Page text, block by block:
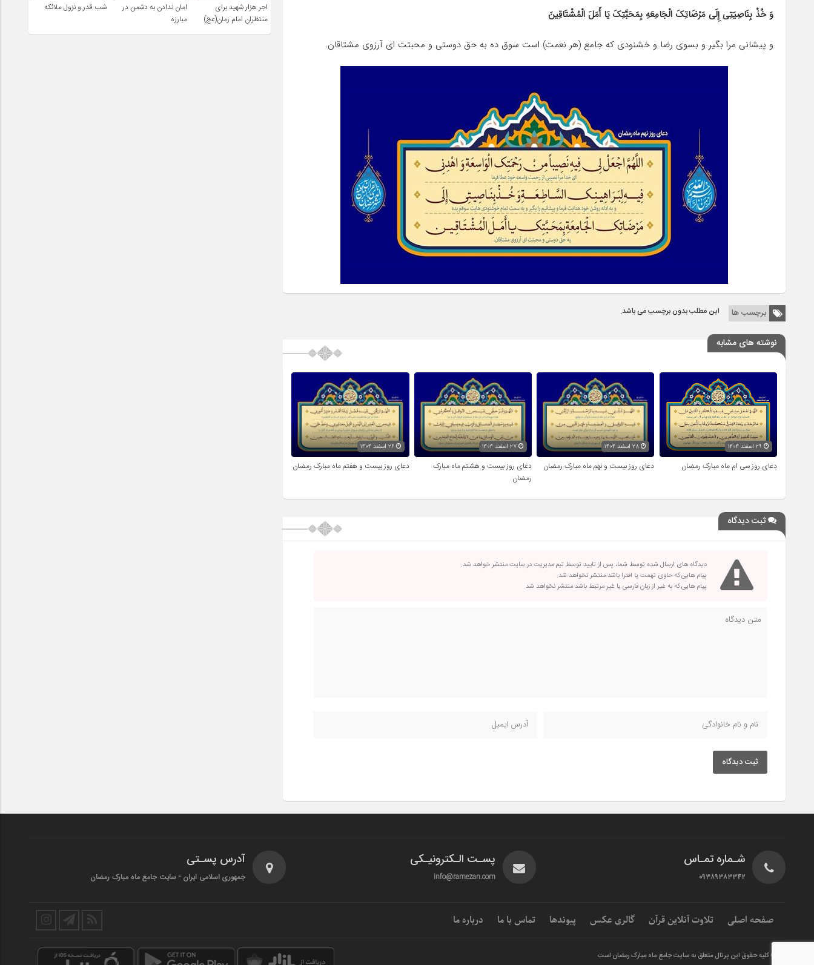
وَ خُذْ بِنَاصِیَتِی إِلَى مَرْضَاتِکَ الْجَامِعَهِ بِمَحَبَّتِکَ یَا أَمَلَ الْمُشْتَاقِینَ‏
و پیشانى مرا بگیر و بسوى رضا و خشنودى که جامع (هر نعمت) است سوق ده به حق دوستى و محبتت اى آرزوى مشتاقان.
برچسب ها این مطلب بدون برچسب می باشد.
نوشته های مشابه
دعای روز سی ام ماه مبارک رمضان
۲۸ اسفند ۱۴۰۴
دعای روز بیست و نهم ماه مبارک رمضان
۲۷ اسفند ۱۴۰۴
دعای روز بیست و هشتم ماه مبارک
رمضان
۲۶ اسفند ۱۴۰۴
دعای روز بیست و هفتم ماه مبارک رمضان
ثبت دیدگاه
دیدگاه های ارسال شده توسط شما، پس از تایید توسط تیم مدیریت در سایت منتشر خواهد شد.
پیام هایی که حاوی تهمت یا افترا باشد منتشر نخواهد شد.
پیام هایی که به غیر از زبان فارسی یا غیر مرتبط باشد منتشر نخواهد شد.
ثبت دیدگاه
اجر هزار شهید برای
منتظران امام زمان(عج)
امان ندادن به دشمن در
مبارزه
شب قدر و نزول ملائکه
شـماره تمـاس
۰۹۳۸۹۳۸۳۳۴۲
پسـت الـکترونیـکی
info@ramezan.com
آدرس پسـتی
جمهوری اسلامی ایران - سایت جامع ماه مبارک رمضان
صفحه اصلی تلاوت آنلاین قرآن گالری عکس پیوندها تماس با ما درباره ما
© کلیه حقوق این پرتال متعلق به سایت جامع ماه مبارک رمضان است